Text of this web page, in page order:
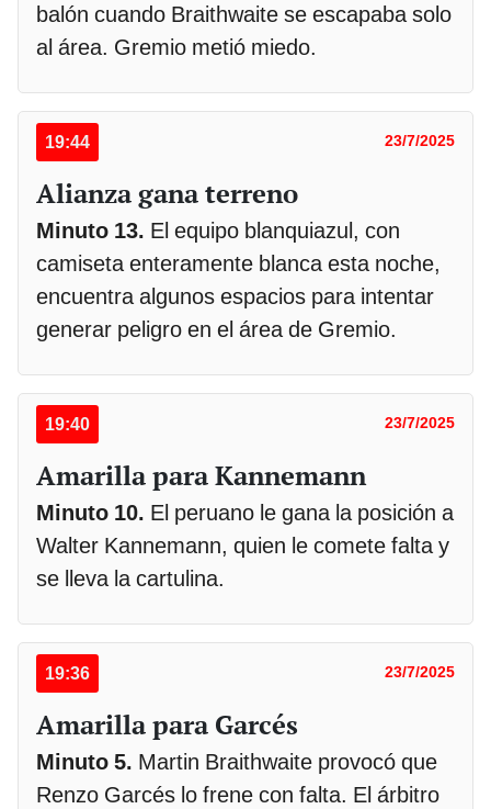
balón cuando Braithwaite se escapaba solo
al área. Gremio metió miedo.
19:44 23/7/2025
Alianza gana terreno
Minuto 13. El equipo blanquiazul, con
camiseta enteramente blanca esta noche,
encuentra algunos espacios para intentar
generar peligro en el área de Gremio.
19:40 23/7/2025
Amarilla para Kannemann
Minuto 10. El peruano le gana la posición a
Walter Kannemann, quien le comete falta y
se lleva la cartulina.
19:36 23/7/2025
Amarilla para Garcés
Minuto 5. Martin Braithwaite provocó que
Renzo Garcés lo frene con falta. El árbitro